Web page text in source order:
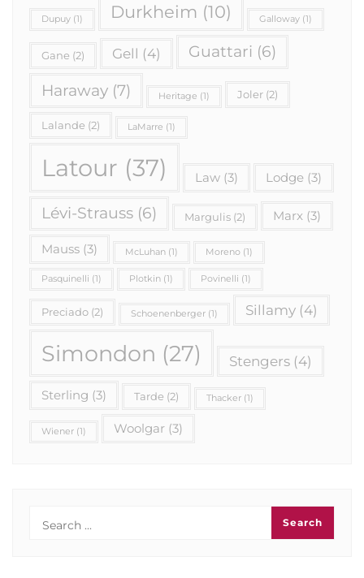
Dupuy (1) Durkheim (10) Galloway (1)
Gane (2) Gell (4) Guattari (6)
Haraway (7) Heritage (1) Joler (2)
Lalande (2) LaMarre (1)
Latour (37) Law (3) Lodge (3)
Lévi-Strauss (6) Margulis (2) Marx (3)
Mauss (3) McLuhan (1) Moreno (1)
Pasquinelli (1) Plotkin (1) Povinelli (1)
Preciado (2) Schoenenberger (1) Sillamy (4)
Simondon (27) Stengers (4)
Sterling (3) Tarde (2) Thacker (1)
Wiener (1) Woolgar (3)